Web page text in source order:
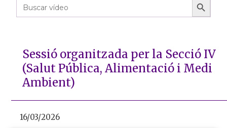
for:
Sessió organitzada per la Secció IV
(Salut Pública, Alimentació i Medi
Ambient)
16/03/2026